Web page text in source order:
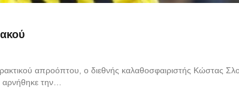
απροόπτου, ο διεθνής καλαθοσφαιριστής Κώστας
αρνήθηκε την…